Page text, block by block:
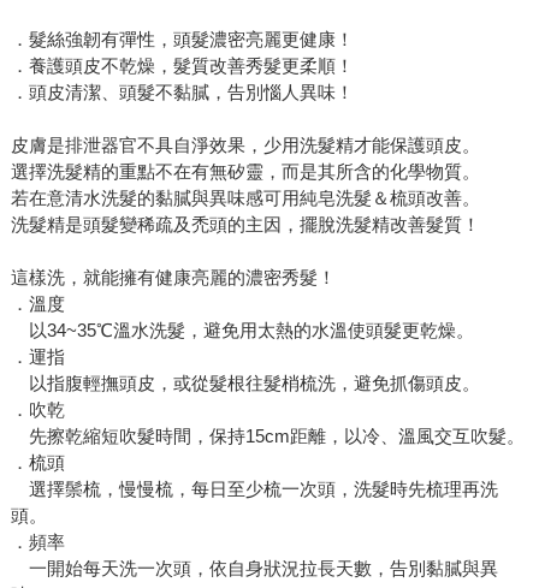
．髮絲強韌有彈性，頭髮濃密亮麗更健康！
．養護頭皮不乾燥，髮質改善秀髮更柔順！
．頭皮清潔、頭髮不黏膩，告別惱人異味！
皮膚是排泄器官不具自淨效果，少用洗髮精才能保護頭皮。
選擇洗髮精的重點不在有無矽靈，而是其所含的化學物質。
若在意清水洗髮的黏膩與異味感可用純皂洗髮＆梳頭改善。
洗髮精是頭髮變稀疏及禿頭的主因，擺脫洗髮精改善髮質！
這樣洗，就能擁有健康亮麗的濃密秀髮！
．溫度
以34~35℃溫水洗髮，避免用太熱的水溫使頭髮更乾燥。
．運指
以指腹輕撫頭皮，或從髮根往髮梢梳洗，避免抓傷頭皮。
．吹乾
先擦乾縮短吹髮時間，保持15cm距離，以冷、溫風交互吹髮。
．梳頭
選擇鬃梳，慢慢梳，每日至少梳一次頭，洗髮時先梳理再洗
頭。
．頻率
一開始每天洗一次頭，依自身狀況拉長天數，告別黏膩與異